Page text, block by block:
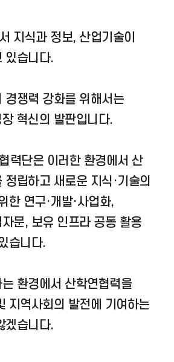
지식과 정보, 산업기술이
있습니다.
경쟁력 강화를 위해서는
혁신의 발판입니다.
력단은 이러한 환경에서 산
정립하고 새로운 지식·기술의
한 연구·개발·사업화,
문, 보유 인프라 공동 활용
습니다.
환경에서 산학연협력을
지역사회의 발전에 기여하는
겠습니다.